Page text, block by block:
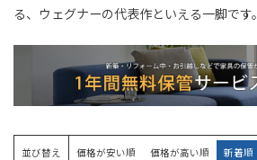
る、ウェグナーの代表作といえる一脚です。
並び替え 価格が安い順 価格が高い順 新着順